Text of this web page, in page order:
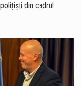
din cadrul